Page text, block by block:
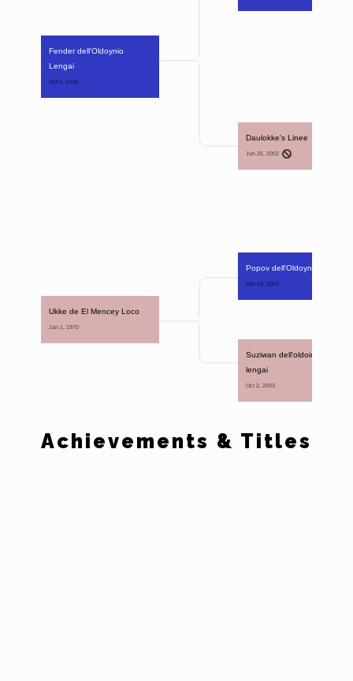
Fender dell'Oldoynio
Lengai
Oct 2, 2006
Daulokke's Linee
Jun 25, 2002
Ukke de El Mencey Loco
Jan 1, 1970
Popov dell'Oldoynio Lengai
Mar 19, 2003
Suziwan dell'oldoinyo
lengai
Oct 2, 2003
Achievements & Titles